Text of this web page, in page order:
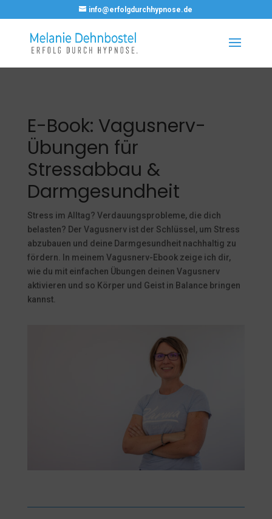
info@erfolgdurchhypnose.de
E-Book: Vagusnerv-
Übungen für
Stressabbau &
Darmgesundheit
Stress im Alltag? Verdauungsprobleme, die dich
belasten? Der Vagusnerv ist der Schlüssel, um Stress
abzubauen und deine Darmgesundheit nachhaltig zu
fördern. In meinem Vagusnerv-Ebook zeige ich dir,
wie du mit einfachen Übungen deinen Vagusnerv
aktivieren und so Körper und Geist in Balance bringen
kannst.